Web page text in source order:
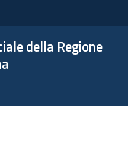
della Regione